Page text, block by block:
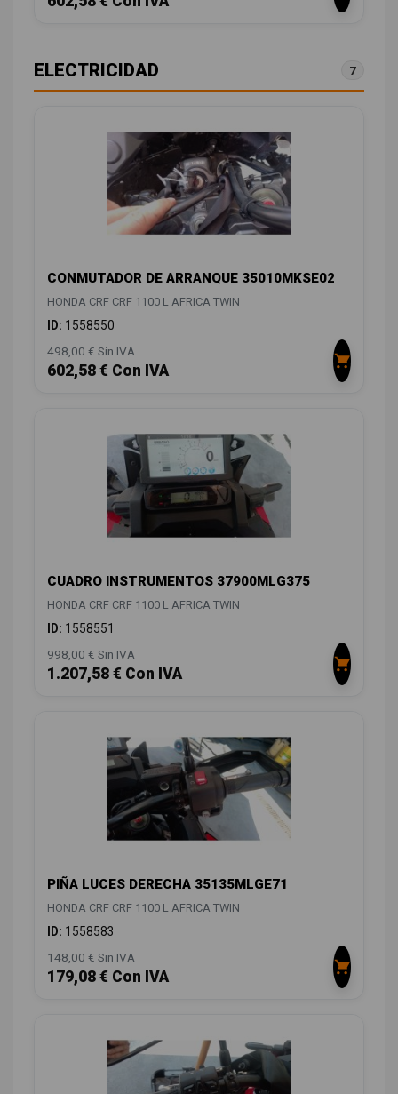
ELECTRICIDAD 7
CONMUTADOR DE ARRANQUE 35010MKSE02
HONDA CRF CRF 1100 L AFRICA TWIN
ID: 1558550
498,00 € Sin IVA
602,58 € Con IVA
CUADRO INSTRUMENTOS 37900MLG375
HONDA CRF CRF 1100 L AFRICA TWIN
ID: 1558551
998,00 € Sin IVA
1.207,58 € Con IVA
PIÑA LUCES DERECHA 35135MLGE71
HONDA CRF CRF 1100 L AFRICA TWIN
ID: 1558583
148,00 € Sin IVA
179,08 € Con IVA